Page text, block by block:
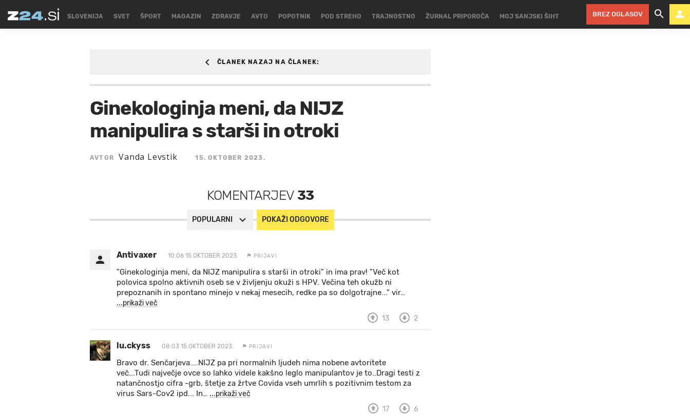
SLOVENIJA SVET ŠPORT MAGAZIN ZDRAVJE AVTO POPOTNIK POD STREHO TRAJNOSTNO ŽURNAL PRIPOROČA MOJ SANJSKI ŠIHT BREZ OGLASOV
/ZDRAVJE/AKTUALNO
Ginekologinja meni, da NIJZ
manipulira s starši in otroki
AVTOR Vanda Levstik 15. OKTOBER 2023.
ČLANEK NAZAJ NA ČLANEK:
KOMENTARJEV 33
POPULARNI POKAŽI ODGOVORE
Antivaxer 10:06 15.OKTOBER 2023. PRIJAVI
"Ginekologinja meni, da NIJZ manipulira s starši in otroki" in ima prav! "Več kot
polovica spolno aktivnih oseb se v življenju okuži s HPV. Večina teh okužb ni
prepoznanih in spontano minejo v nekaj mesecih, redke pa so dolgotrajne..." vir…
...prikaži več
13
2
lu.ckyss 08:03 15.OKTOBER 2023. PRIJAVI
Bravo dr. Senčarjeva....NIJZ pa pri normalnih ljudeh nima nobene avtoritete
več...Tudi največje ovce so lahko videle kakšno leglo manipulantov je to..Dragi testi z
natančnostjo cifra -grb, štetje za žrtve Covida vseh umrlih s pozitivnim testom za
virus Sars-Cov2 ipd... In… ...prikaži več
17
6